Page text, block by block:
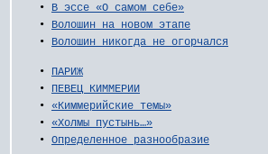
• В эссе «О самом себе»
• Волошин на новом этапе
• Волошин никогда не огорчался
• ПАРИЖ
• ПЕВЕЦ КИММЕРИИ
• «Киммерийские темы»
• «Холмы пустынь…»
• Определенное разнообразие